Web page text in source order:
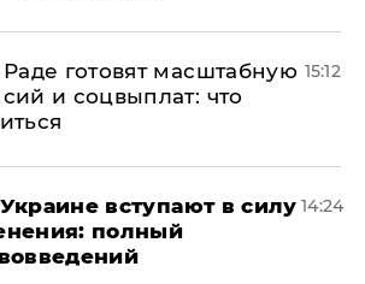
готовят масштабную
и соцвыплат: что
15:12
Украине вступают в силу
полный
14:24